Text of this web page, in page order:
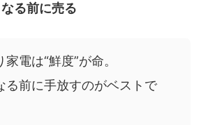
る前に売る
家電は“鮮度”が命。
る前に手放すのがベストで